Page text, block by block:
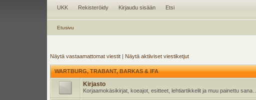
UKK Rekisteröidy Kirjaudu sisään Etsi
Etusivu
Näytä vastaamattomat viestit | Näytä aktiiviset viestiketjut
WARTBURG, TRABANT, BARKAS & IFA
Kirjasto
Korjaamokäsikirjat, koeajot, esitteet, lehtiartikkelit ja muu painettu sana…